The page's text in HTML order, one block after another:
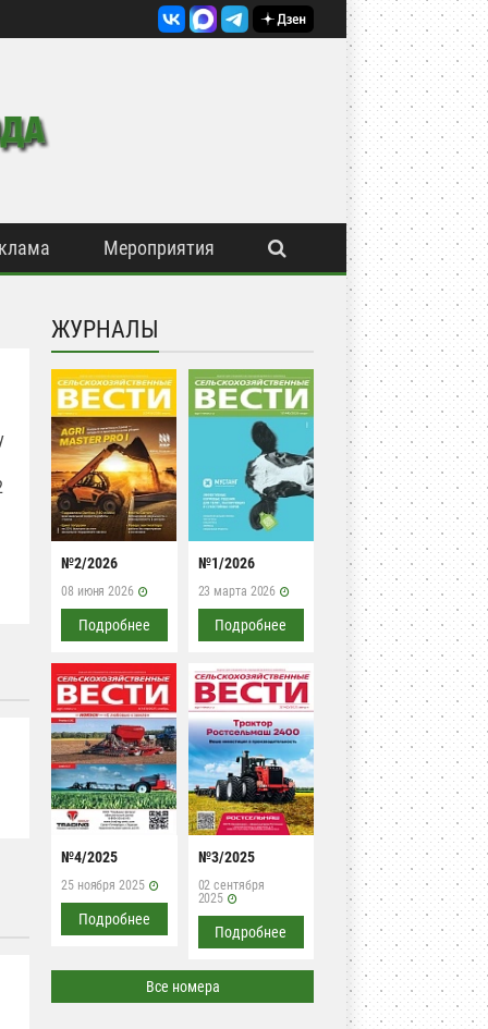
Мероприятия
ЖУРНАЛЫ
№2/2026
08 июня 2026
Подробнее
№1/2026
23 марта 2026
Подробнее
№4/2025
25 ноября 2025
Подробнее
№3/2025
02 сентября
2025
Подробнее
Все номера